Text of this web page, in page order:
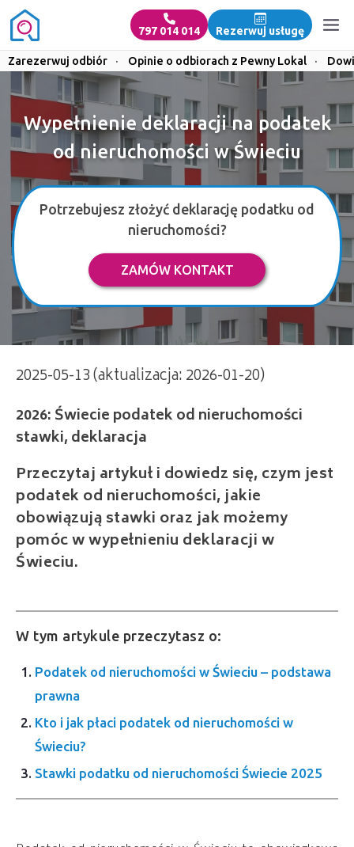
797 014 014 Rezerwuj usługę
Zarezerwuj odbiór · Opinie o odbiorach z Pewny Lokal ·
Wypełnienie deklaracji na podatek
od nieruchomości w Świeciu
Potrzebujesz złożyć deklarację podatku od
nieruchomości?
ZAMÓW KONTAKT
2025-05-13 (aktualizacja: 2026-01-20)
2026: Świecie podatek od nieruchomości
Przeczytaj artykuł i dowiedz się, czym jest
podatek od nieruchomości, jakie
obowiązują stawki oraz jak możemy
pomóc w wypełnieniu deklaracji w
Świeciu.
W tym artykule przeczytasz o:
Podatek od nieruchomości w Świeciu – podstawa
prawna
Kto i jak płaci podatek od nieruchomości w
Świeciu?
Stawki podatku od nieruchomości Świecie 2025